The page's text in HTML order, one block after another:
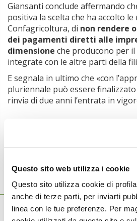
Questo sito web utilizza i cookie
Questo sito utilizza cookie di
anche di terze parti, per inviarti
linea con le tue preferenze. Per
Giansanti conclude affermando
positiva la scelta che ha accolto le
Confagricoltura, di non rendere
dei pagamenti diretti alle
dimensione che producono per
integrate con le altre parti della
E segnala in ultimo che «con
pluriennale può essere
rinvia di due anni l’entrata in
Ti potrebbero
22 Aprile 2026